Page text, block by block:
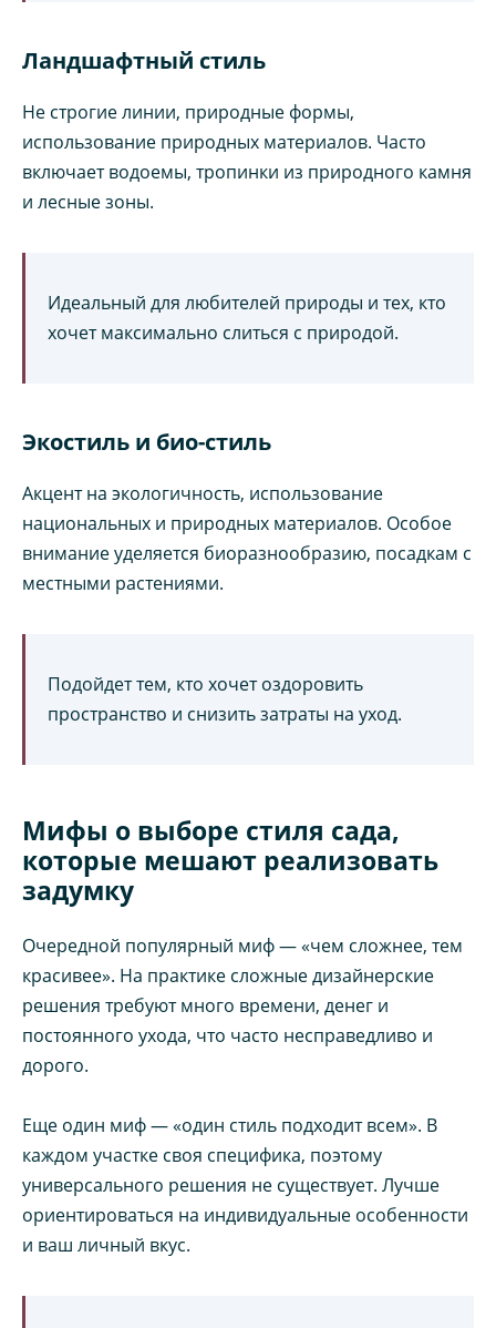
Ландшафтный стиль
Не строгие линии, природные формы,
использование природных материалов. Часто
включает водоемы, тропинки из природного камня
и лесные зоны.
Идеальный для любителей природы и тех, кто
хочет максимально слиться с природой.
Экостиль и био-стиль
Акцент на экологичность, использование
национальных и природных материалов. Особое
внимание уделяется биоразнообразию, посадкам с
местными растениями.
Подойдет тем, кто хочет оздоровить
пространство и снизить затраты на уход.
Мифы о выборе стиля сада,
которые мешают реализовать
задумку
Очередной популярный миф — «чем сложнее, тем
красивее». На практике сложные дизайнерские
решения требуют много времени, денег и
постоянного ухода, что часто несправедливо и
дорого.
Еще один миф — «один стиль подходит всем». В
каждом участке своя специфика, поэтому
универсального решения не существует. Лучше
ориентироваться на индивидуальные особенности
и ваш личный вкус.